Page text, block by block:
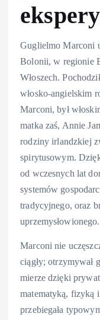
Guglielmo Marconi
Bolonii, w regionie
Włoszech.
włosko‑angielskim
Marconi, był
matka zaś, Annie
rodziny irlandzkiej
spirytusowym.
od wczesnych lat
systemów
tradycyjnego, oraz
uprzemysłowionego.
Marconi nie
ciągły; otrzymywał
mierze dzięki
matematyką, fizyką
przebiegała